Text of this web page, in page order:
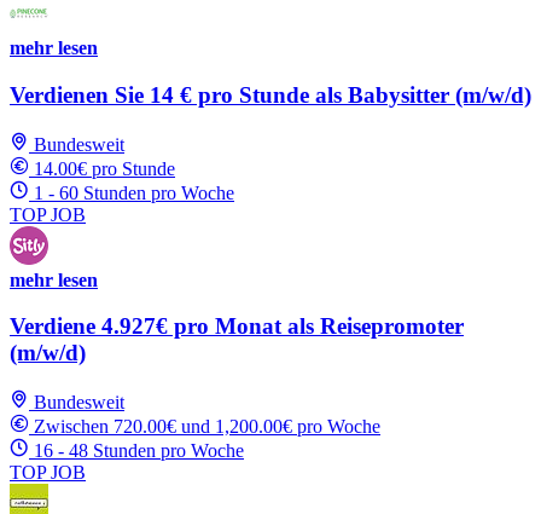
mehr lesen
Verdienen Sie 14 € pro Stunde als Babysitter (m/w/d)
Bundesweit
14.00€ pro Stunde
1 - 60 Stunden pro Woche
TOP JOB
mehr lesen
Verdiene 4.927€ pro Monat als Reisepromoter
(m/w/d)
Bundesweit
Zwischen 720.00€ und 1,200.00€ pro Woche
16 - 48 Stunden pro Woche
TOP JOB